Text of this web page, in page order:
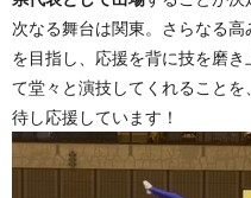
次なる舞台は関東。さらなる
を目指し、応援を背に技を磨
て堂々と演技してくれること
待し応援しています！